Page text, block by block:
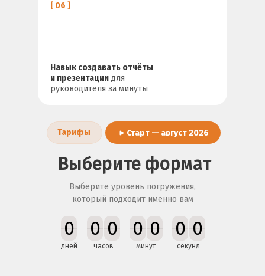
[ 06 ]
Навык создавать отчёты
и презентации для
руководителя за минуты
Старт — август 2026
Тарифы
Выберите уровень погружения,
который подходит именно вам
Выберите формат
0
0
дней
0
0 0
0
часов
0
0 0
0
минут
0
0 0
0
секунд